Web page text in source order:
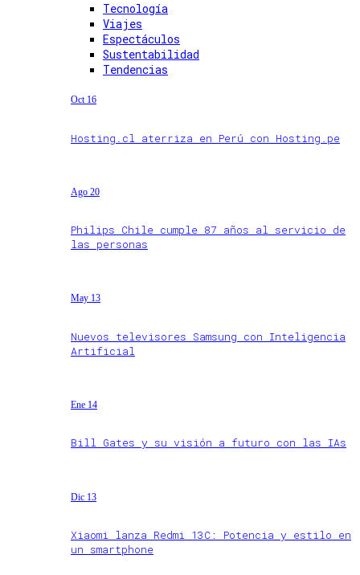
Tecnología
Viajes
Espectáculos
Sustentabilidad
Tendencias
Oct 16
Hosting.cl aterriza en Perú con Hosting.pe
Ago 20
Philips Chile cumple 87 años al servicio de
las personas
May 13
Nuevos televisores Samsung con Inteligencia
Artificial
Ene 14
Bill Gates y su visión a futuro con las IAs
Dic 13
Xiaomi lanza Redmi 13C: Potencia y estilo en
un smartphone